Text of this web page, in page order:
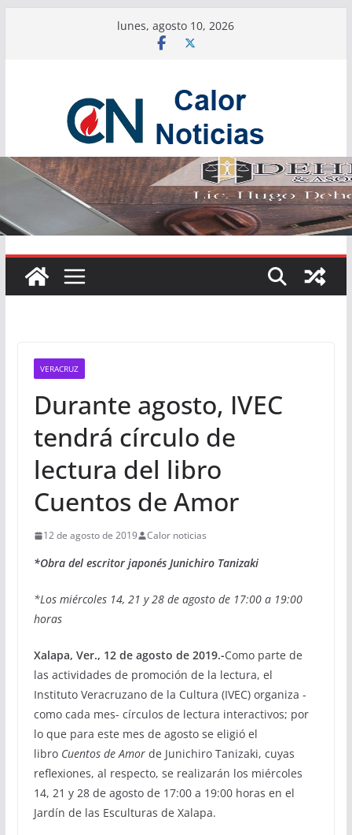
lunes, agosto 10, 2026
VERACRUZ
Durante agosto, IVEC
tendrá círculo de
lectura del libro
Cuentos de Amor
12 de agosto de 2019 Calor noticias
*Obra del escritor japonés Junichiro Tanizaki
*Los miércoles 14, 21 y 28 de agosto de 17:00 a 19:00
horas
Xalapa, Ver., 12 de agosto de 2019.-Como parte de
las actividades de promoción de la lectura, el
Instituto Veracruzano de la Cultura (IVEC) organiza -
como cada mes- círculos de lectura interactivos; por
lo que para este mes de agosto se eligió el
libro Cuentos de Amorde Junichiro Tanizaki, cuyas
reflexiones, al respecto, se realizarán los miércoles
14, 21 y 28 de agosto de 17:00 a 19:00 horas en el
Jardín de las Esculturas de Xalapa.